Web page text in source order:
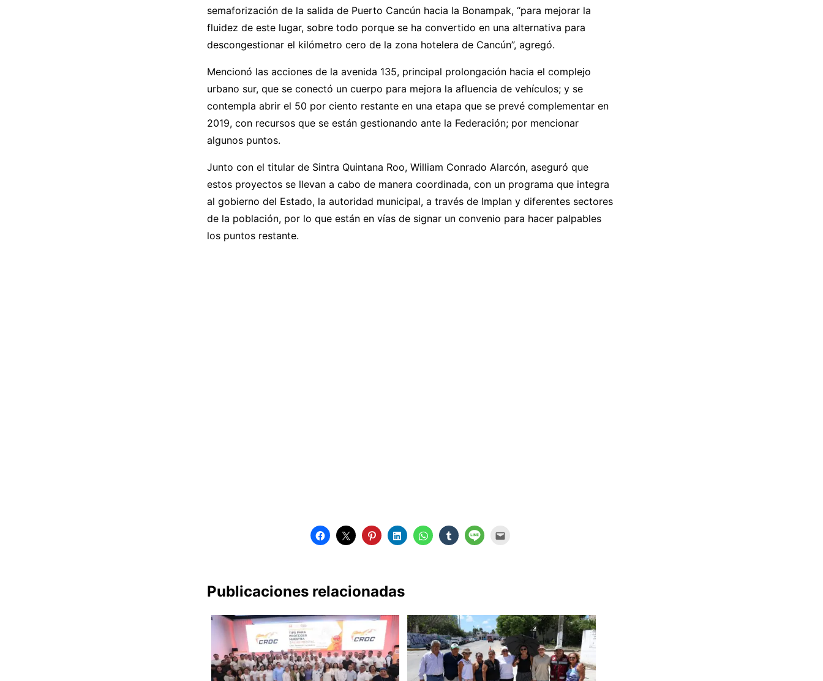
semaforización de la salida de Puerto Cancún hacia la Bonampak, “para mejorar la
fluidez de este lugar, sobre todo porque se ha convertido en una alternativa para
descongestionar el kilómetro cero de la zona hotelera de Cancún”, agregó.
Mencionó las acciones de la avenida 135, principal prolongación hacia el complejo
urbano sur, que se conectó un cuerpo para mejora la afluencia de vehículos; y se
contempla abrir el 50 por ciento restante en una etapa que se prevé complementar en
2019, con recursos que se están gestionando ante la Federación; por mencionar
algunos puntos.
Junto con el titular de Sintra Quintana Roo, William Conrado Alarcón, aseguró que
estos proyectos se llevan a cabo de manera coordinada, con un programa que integra
al gobierno del Estado, la autoridad municipal, a través de Implan y diferentes sectores
de la población, por lo que están en vías de signar un convenio para hacer palpables
los puntos restante.
Publicaciones relacionadas